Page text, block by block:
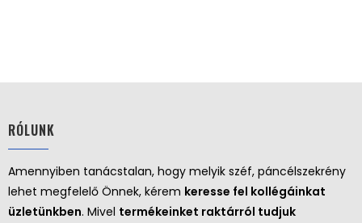
RÓLUNK
Amennyiben tanácstalan, hogy melyik széf, páncélszekrény
lehet megfelelő Önnek, kérem keresse fel kollégáinkat
üzletünkben. Mivel termékeinket raktárról tudjuk